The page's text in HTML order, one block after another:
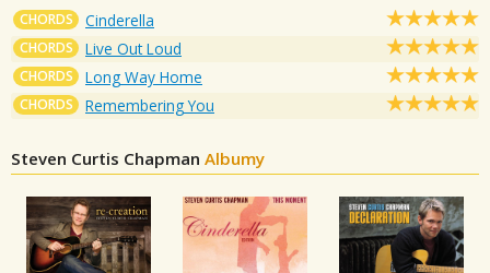
CHORDS Cinderella
CHORDS Live Out Loud
CHORDS Long Way Home
CHORDS Remembering You
Steven Curtis Chapman Albumy